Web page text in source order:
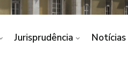
Jurisprudência Notícias